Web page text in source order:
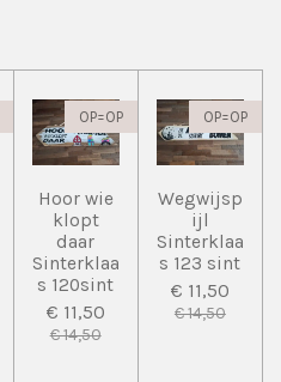
OP=OP
Hoor wie
klopt
daar
Sinterklaa
s 120sint
€ 11,50
€ 14,50
OP=OP
Wegwijsp
ijl
Sinterklaa
s 123 sint
€ 11,50
€ 14,50